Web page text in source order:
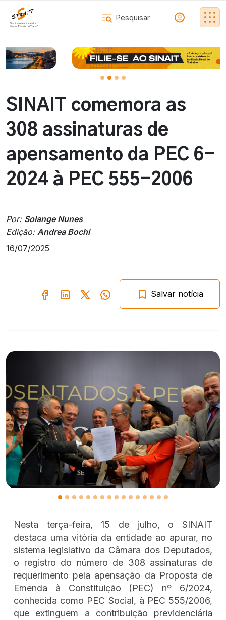
SINAIT comemora as
308 assinaturas de
apensamento da PEC 6-
2024 à PEC 555-2006
Por: Solange Nunes
Edição: Andrea Bochi
16/07/2025
Salvar notícia
Nesta terça-feira, 15 de julho, o SINAIT
destaca uma vitória da entidade ao apurar, no
sistema legislativo da Câmara dos Deputados,
o registro do número de 308 assinaturas de
requerimento pela apensação da Proposta de
Emenda à Constituição (PEC) nº 6/2024,
conhecida como PEC Social, à PEC 555/2006,
que extinguem a contribuição previdenciária